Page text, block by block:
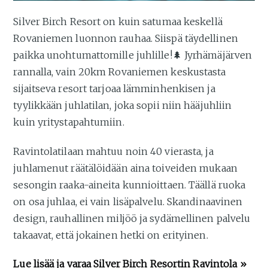
Silver Birch Resort on kuin satumaa keskellä
Rovaniemen luonnon rauhaa. Siispä täydellinen
paikka unohtumattomille juhlille!🌲 Jyrhämäjärven
rannalla, vain 20km Rovaniemen keskustasta
sijaitseva resort tarjoaa lämminhenkisen ja
tyylikkään juhlatilan, joka sopii niin hääjuhliin
kuin yritystapahtumiin.
Ravintolatilaan mahtuu noin 40 vierasta, ja
juhlamenut räätälöidään aina toiveiden mukaan
sesongin raaka-aineita kunnioittaen. Täällä ruoka
on osa juhlaa, ei vain lisäpalvelu. Skandinaavinen
design, rauhallinen miljöö ja sydämellinen palvelu
takaavat, että jokainen hetki on erityinen.
Lue lisää ja varaaSilver Birch Resortin Ravintola»